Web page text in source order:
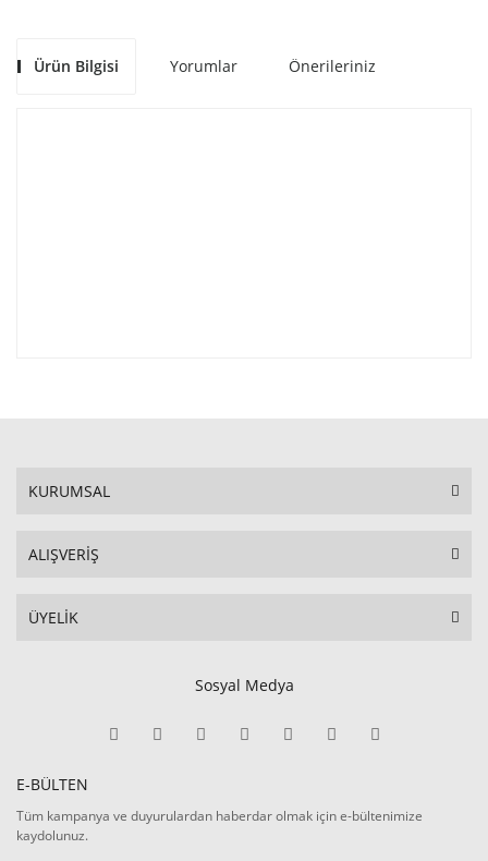
Ürün Bilgisi Yorumlar Önerileriniz
KURUMSAL
ALIŞVERİŞ
ÜYELİK
Sosyal Medya
E-BÜLTEN
Tüm kampanya ve duyurulardan haberdar olmak için e-bültenimize
kaydolunuz.